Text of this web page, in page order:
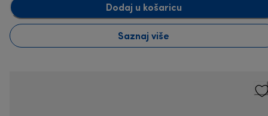
Dodaj u košaricu
Saznaj više